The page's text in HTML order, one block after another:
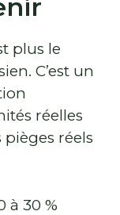
plus le
C’est un
réelles
réels
à 30 %